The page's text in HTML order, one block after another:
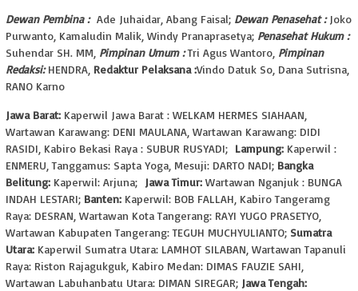
Dewan Pembina : Ade Juhaidar, Abang Faisal; Dewan Penasehat : Joko
Purwanto, Kamaludin Malik, Windy Pranaprasetya; Penasehat Hukum :
Suhendar SH. MM, Pimpinan Umum :Tri Agus Wantoro, Pimpinan
Redaksi:HENDRA, Redaktur Pelaksana :Vindo Datuk So, Dana Sutrisna,
RANO Karno
Jawa Barat: Kaperwil Jawa Barat : WELKAM HERMES SIAHAAN,
Wartawan Karawang: DENI MAULANA, Wartawan Karawang: DIDI
RASIDI, Kabiro Bekasi Raya : SUBUR RUSYADI; Lampung: Kaperwil :
ENMERU,Tanggamus: Sapta Yoga, Mesuji: DARTO NADI; Bangka
Belitung: Kaperwil: Arjuna; Jawa Timur: Wartawan Nganjuk : BUNGA
INDAH LESTARI; Banten: Kaperwil: BOB FALLAH, Kabiro Tangeramg
Raya: DESRAN, Wartawan Kota Tangerang: RAYI YUGO PRASETYO,
Wartawan Kabupaten Tangerang: TEGUH MUCHYULIANTO; Sumatra
Utara: Kaperwil Sumatra Utara: LAMHOT SILABAN, Wartawan Tapanuli
Raya: Riston Rajagukguk, Kabiro Medan: DIMAS FAUZIE SAHI,
Wartawan Labuhanbatu Utara: DIMAN SIREGAR; Jawa Tengah: